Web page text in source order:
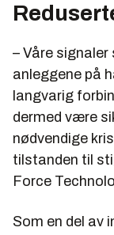
– Våre signaler
anleggene på
langvarig
dermed være
nødvendige
tilstanden til
Force
Som en del av